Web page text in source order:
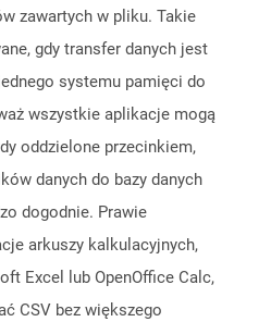
zawartych w pliku. Takie
gdy transfer danych jest
systemu pamięci do
wszystkie aplikacje mogą
oddzielone przecinkiem,
danych do bazy danych
dogodnie. Prawie
arkuszy kalkulacyjnych,
Excel lub OpenOffice Calc,
CSV bez większego